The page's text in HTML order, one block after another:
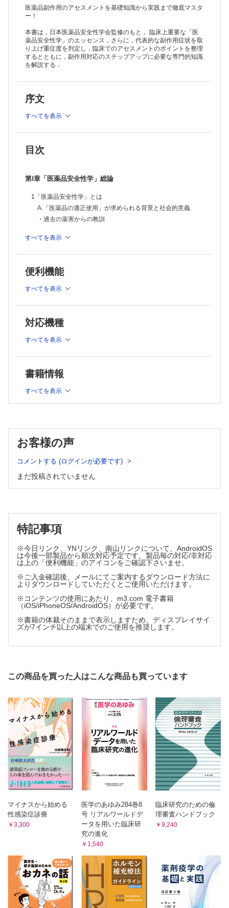
A.医薬品副作用の分類
・発現型
・発症原因
・発症機序
B.中毒性副作用の発症メカニズム
・中毒性副作用とは
・中毒性の臓器障害
C.代謝障害性副作用の発症メカニズム
・CYP2C19
・NAT2
・OATP1B1
・薬剤性過敏症状
・発症メカニズム
E.催奇形性（生殖発生毒性）のメカニズム
・催奇形性
・主な医薬品の催奇形性メカニズム
・発がん性と細胞のがん化
・医薬品による発がん性の評価
・曝露予防対策
・薬物に対する依存性と耐性
3 医薬品副作用の影響要因
A.体質─遺伝子多型・人種差・個人差
・トランスポーター
B.環境因子─栄養状態・食事・嗜好品・ポリファーマシー
・食事・嗜好品と薬物の相互作用
・ポリファーマシー
・性差
・年齢
・妊娠
D.基礎疾患─肝障害
・肝臓の機能と肝疾患で問題となる医薬品の副作用
・肝障害時における禁忌な薬剤
・腎臓の機能
・腎は薬物排泄臓器の主役
・薬剤性腎障害（DKI）
・細菌感染によるアジュバント効果
・"アンピシリン疹" と伝染性単核症
・DIHSと薬剤アレルギーの関係
4 医薬品副作用事例の臨床解析
A.副作用症状聴取のための面談技法
・副作用聴取のための面談例
B.臨床解析の有用性
・被疑薬と有害症状の関連性解析の有用性
・医薬品有害反応の発症機序解析の有用性
・医薬品副作用の被疑薬との関連性評価基準
・症例
E.アレルギー副作用事例の臨床解析
・症例
第Ⅱ章 副作用アセスメントの実践
1 全身障害アセスメント
・ショック
・薬剤熱
シーン1 アンピシリン（β-ラクタム系抗菌薬）によるショックが疑われ
た！
シーン2 オキサリプラチン（白金製剤）によるショックが疑われた！
シーン3 イオキサグル酸（ヨード造影剤）によるショックが疑われた！
シーン5 メフェナム酸（NSAIDs）によるショックが疑われた！
シーン6 リドカイン製剤によるショックが疑われた！
シーン7 セフメタゾール（β-ラクタム系抗菌薬）によるdrug fever が疑
2 皮膚障害アセスメント
・被疑薬の選定
・薬疹の治療
・起因薬の特定
・患者指導
シーン1 セフポドキシムプロキセチル（β-ラクタム系抗菌薬）による薬
医薬品副作用のアセスメントを基礎知識から実践まで徹底マスタ
ー！
本書は，日本医薬品安全性学会監修のもと， 臨床上重要な「医
薬品安全性学」のエッセンス，さらに，代表的な副作用症状を取
り上げ重症度を判定し，臨床でのアセスメントのポイントを整理
するとともに，副作用対応のステップアップに必要な専門的知識
を解説する．
序文
すべてを表示
目次
第Ⅰ章「医薬品安全性学」総論
1「医薬品安全性学」とは
A.「医薬品の適正使用」が求められる背景と社会的意義
・過去の薬害からの教訓
・医療の安全を求める社会への変化
B.「医薬品の適正使用＝操薬」での副作用アセスメント
・薬剤師倫理規定に基づく薬剤師の責務
・薬学の新たなる支柱「医薬品の適正使用＝操薬」と医薬品
・医薬品安全性管理における副作用アセスメントの重要性
2 医薬品副作用の分類と発症メカニズム
A.医薬品副作用の分類
・発現型
・発症機序
・生理機能低下により発症する中毒性副作用
C.代謝障害性副作用の発症メカニズム
・CYP2C19
・CYP2D6
・UGT1A1
D.アレルギー性副作用の発症メカニズム
・アレルギー起因薬
・発症メカニズム
E.催奇形性（生殖発生毒性）のメカニズム
・催奇形性
・医薬品の胎児への影響
・主な医薬品の催奇形性メカニズム
F.発がん性が高い医薬品と取扱
・国際がん研究機関（IARC）における発がん性の分類
・曝露予防対策
・中枢神経系の薬物依存
・薬物に対する依存性と耐性
3 医薬品副作用の影響要因
A.体質─遺伝子多型・人種差・個人差
・薬物代謝酵素
・トランスポーター
・薬効に関する遺伝子多型
B.環境因子─栄養状態・食事・嗜好品・ポリファーマシー
・低栄養と副作用
・食事・嗜好品と薬物の相互作用
・ポリファーマシー
・今後の取り組み
C.生理的因子─性差・年齢・妊娠
・年齢
・妊娠
D.基礎疾患─肝障害
・肝臓の機能と肝疾患で問題となる医薬品の副作用
・肝障害時における禁忌な薬剤
すべてを表示
便利機能
すべてを表示
対応機種
すべてを表示
書籍情報
すべてを表示
お客様の声
コメントする (ログインが必要です)
まだ投稿されていません
特記事項
※今日リンク、YNリンク、南山リンクについて、AndroidOS
は今後一部製品から順次対応予定です。製品毎の対応/非対応
は上の「便利機能」のアイコンをご確認下さいませ。
※ご入金確認後、メールにてご案内するダウンロード方法に
よりダウンロードしていただくとご使用いただけます。
※コンテンツの使用にあたり、m3.com 電子書籍
（iOS/iPhoneOS/AndroidOS）が必要です。
※書籍の体裁そのままで表示しますため、ディスプレイサイ
ズが7インチ以上の端末でのご使用を推奨します。
この商品を買った人はこんな商品も買っています
マイナスから始める
性感染症診療
￥3,300
医学のあゆみ284巻8
号 リアルワールドデ
ータを用いた臨床研
究の進化
￥1,540
臨床研究のための倫
理審査ハンドブック
￥9,240